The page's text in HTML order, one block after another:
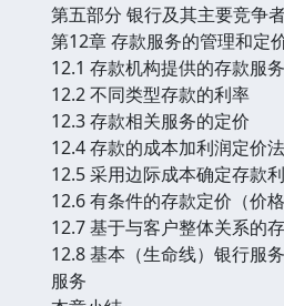
第五部分 银行及其主要竞争
第12章 存款服务的管理和定
12.1 存款机构提供的存款服
12.2 不同类型存款的利率
12.3 存款相关服务的定价
12.4 存款的成本加利润定价法
12.5 采用边际成本确定存款
12.6 有条件的存款定价（价
12.7 基于与客户整体关系的
12.8 基本（生命线）银行服
服务